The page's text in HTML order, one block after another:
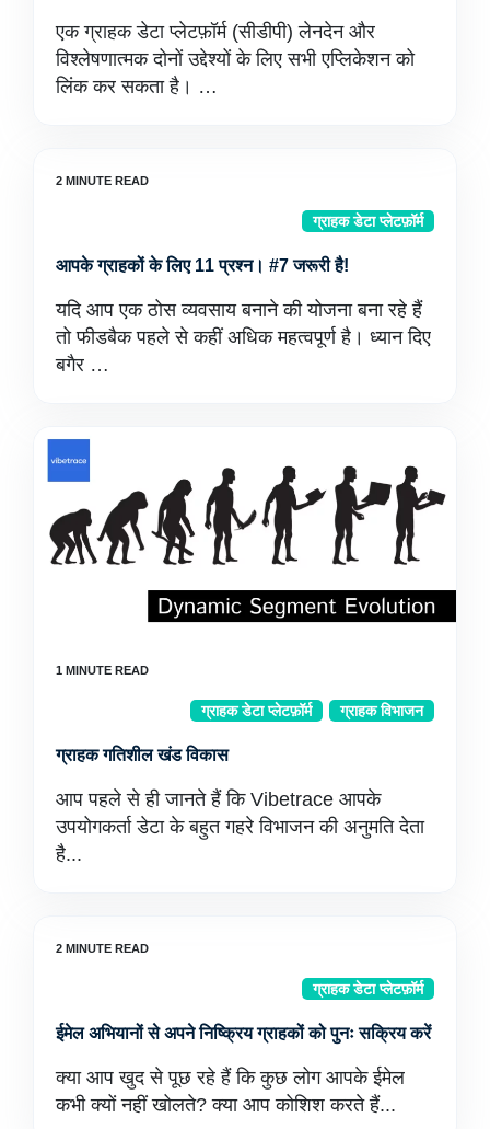
एक ग्राहक डेटा प्लेटफ़ॉर्म (सीडीपी) लेनदेन और
विश्लेषणात्मक दोनों उद्देश्यों के लिए सभी एप्लिकेशन को
लिंक कर सकता है। …
ग्राहक डेटा प्लेटफ़ॉर्म
आपके ग्राहकों के लिए 11 प्रश्न। #7 जरूरी है!
यदि आप एक ठोस व्यवसाय बनाने की योजना बना रहे हैं
तो फीडबैक पहले से कहीं अधिक महत्वपूर्ण है। ध्यान दिए
बगैर …
ग्राहक डेटा प्लेटफ़ॉर्म ग्राहक विभाजन
ग्राहक गतिशील खंड विकास
आप पहले से ही जानते हैं कि Vibetrace आपके
उपयोगकर्ता डेटा के बहुत गहरे विभाजन की अनुमति देता
है...
ग्राहक डेटा प्लेटफ़ॉर्म
ईमेल अभियानों से अपने निष्क्रिय ग्राहकों को पुनः सक्रिय करें
क्या आप खुद से पूछ रहे हैं कि कुछ लोग आपके ईमेल
कभी क्यों नहीं खोलते? क्या आप कोशिश करते हैं...